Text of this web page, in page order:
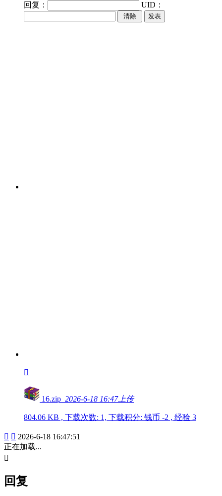
回复： UID：
发表

16.zip 2026-6-18 16:47上传
804.06 KB , 下载次数: 1, 下载积分: 钱币 -2 , 经验 3
  2026-6-18 16:47:51
正在加载...

回复